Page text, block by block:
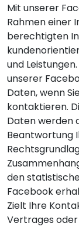
Mit unserer
Rahmen einer
berechtigten
und
unserer
Daten, wenn
kontaktieren.
Daten werden
Beantwortung
den
Facebook
Zielt Ihre
Vertrages